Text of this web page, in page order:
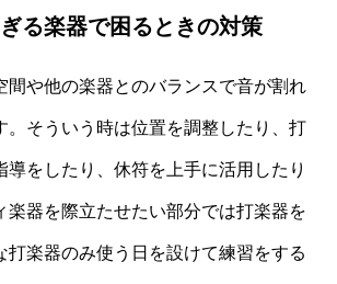
る楽器で困るときの対策
間や他の楽器とのバランスで音が割れ
。そういう時は位置を調整したり、打
導をしたり、休符を上手に活用したり
楽器を際立たせたい部分では打楽器を
打楽器のみ使う日を設けて練習をする